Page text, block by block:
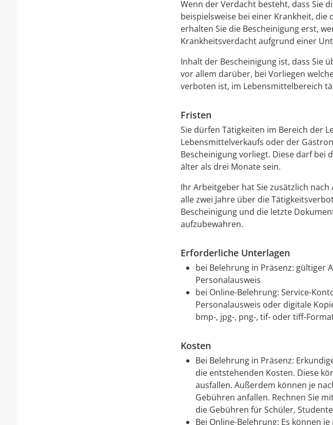
Wenn der Verdacht besteht, dass Sie
beispielsweise bei einer Krankheit,
erhalten Sie die Bescheinigung erst,
Krankheitsverdacht aufgrund einer
Inhalt der Bescheinigung ist, dass Sie
vor allem darüber, bei Vorliegen
verboten ist, im Lebensmittelbereich
Fristen
Sie dürfen Tätigkeiten im Bereich der
Lebensmittelverkaufs oder der
Bescheinigung vorliegt. Diese darf bei
älter als drei Monate sein.
Ihr Arbeitgeber hat Sie zusätzlich
alle zwei Jahre über die
Bescheinigung und die letzte
aufzubewahren.
Erforderliche Unterlagen
bei Belehrung in Präsenz: gültiger
Personalausweis
bei Online-Belehrung: Service-
Personalausweis oder digitale
bmp-, jpg-, png-, tif- oder tiff-
Kosten
Bei Belehrung in Präsenz:
die entstehenden Kosten. Diese
ausfallen. Außerdem können je
Gebühren anfallen. Rechnen Sie
die Gebühren für Schüler,
Bei Online-Belehrung: Es können